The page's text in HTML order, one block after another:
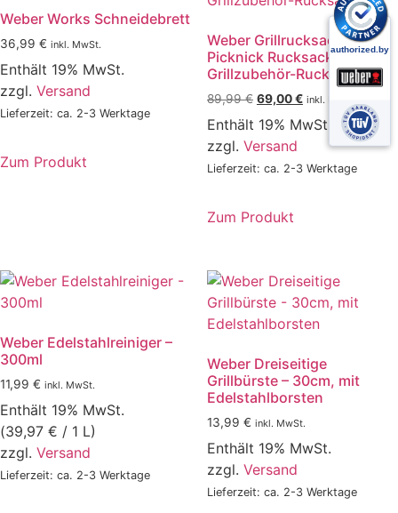
Weber Works Schneidebrett
36,99 € inkl. MwSt.
Enthält 19% MwSt.
zzgl. Versand
Lieferzeit: ca. 2-3 Werktage
Zum Produkt
Weber Grillrucksack,
Picknick Rucksack,
Grillzubehör-Rucksack
89,99€ Ursprünglicher
Preis
war:
89,99 €
69,00€Aktueller
Preis
ist:
69,00 €.
inkl. MwSt.
Enthält 19% MwSt.
zzgl. Versand
Lieferzeit: ca. 2-3 Werktage
Zum Produkt
Weber Edelstahlreiniger –
300ml
11,99 € inkl. MwSt.
Enthält 19% MwSt.
(39,97 € / 1 L)
zzgl. Versand
Lieferzeit: ca. 2-3 Werktage
Weber Dreiseitige
Grillbürste – 30cm, mit
Edelstahlborsten
13,99 € inkl. MwSt.
Enthält 19% MwSt.
zzgl. Versand
Lieferzeit: ca. 2-3 Werktage